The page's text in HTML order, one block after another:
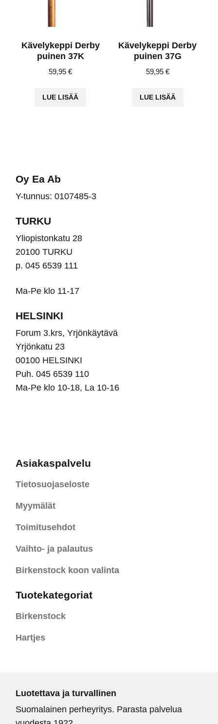
Kävelykeppi Derby
puinen 37K
59,95€
LUE LISÄÄ
Kävelykeppi Derby
puinen 37G
59,95 €
LUE LISÄÄ
Oy Ea Ab
Y-tunnus: 0107485-3
TURKU
Yliopistonkatu 28
20100 TURKU
p. 045 6539 111
Ma-Pe klo 11-17
HELSINKI
Forum 3.krs, Yrjönkäytävä
Yrjönkatu 23
00100 HELSINKI
Puh. 045 6539 110
Ma-Pe klo 10-18, La 10-16
Asiakaspalvelu
Tietosuojaseloste
Myymälät
Toimitusehdot
Vaihto- ja palautus
Birkenstock koon valinta
Tuotekategoriat
Birkenstock
Hartjes
Luotettava ja turvallinen
Suomalainen perheyritys. Parasta palvelua